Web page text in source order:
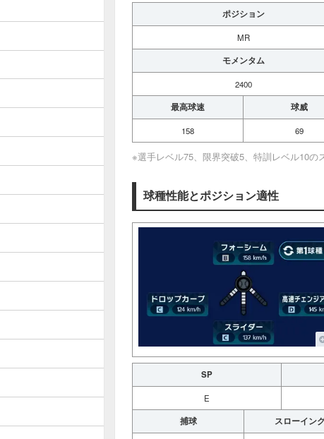
ポジション
MR
モメンタム
2400
最高球速 球威
158 69
※選手レベル75、限界突破5、特訓レベル10の
球種性能とポジション適性
SP
E
捕球 スローイン